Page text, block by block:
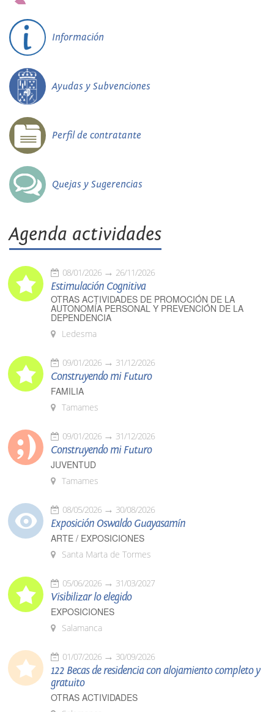
Información
Ayudas y Subvenciones
Perfil de contratante
Quejas y Sugerencias
Agenda actividades
08/01/2026 26/11/2026
Estimulación Cognitiva
OTRAS ACTIVIDADES DE PROMOCIÓN DE LA
AUTONOMÍA PERSONAL Y PREVENCIÓN DE LA
DEPENDENCIA
Ledesma
09/01/2026 31/12/2026
Construyendo mi Futuro
FAMILIA
Tamames
09/01/2026 31/12/2026
Construyendo mi Futuro
JUVENTUD
Tamames
08/05/2026 30/08/2026
Exposición Oswaldo Guayasamín
ARTE / EXPOSICIONES
Santa Marta de Tormes
05/06/2026 31/03/2027
Visibilizar lo elegido
EXPOSICIONES
Salamanca
01/07/2026 30/09/2026
122 Becas de residencia con alojamiento completo y
gratuito
OTRAS ACTIVIDADES